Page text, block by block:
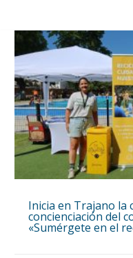
Inicia en Trajano la
concienciación del
«Sumérgete en el